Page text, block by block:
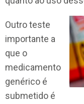
Outro teste
importante a
que o
medicamento
genérico é
submetido é